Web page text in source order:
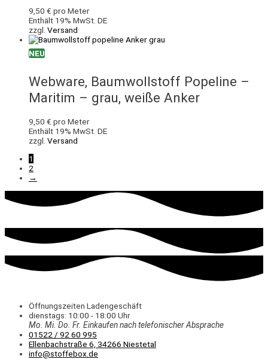
9,50 € pro Meter
Enthält 19% MwSt. DE
zzgl. Versand
NEU
Webware, Baumwollstoff Popeline –
Maritim – grau, weiße Anker
9,50 € pro Meter
Enthält 19% MwSt. DE
zzgl. Versand
1
2
→
Öffnungszeiten Ladengeschäft
dienstags: 10:00 - 18:00 Uhr
Mo. Mi. Do. Fr. Einkaufennach telefonischer Absprache
01522 / 92 60 995
Ellenbachstraße 6, 34266 Niestetal
info@stoffebox.de